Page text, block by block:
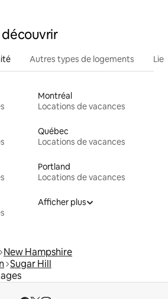
Autres types de logements
Montréal
Locations de vacances
Québec
Locations de vacances
Portland
Locations de vacances
Afficher plus
New Hampshire
Sugar Hill